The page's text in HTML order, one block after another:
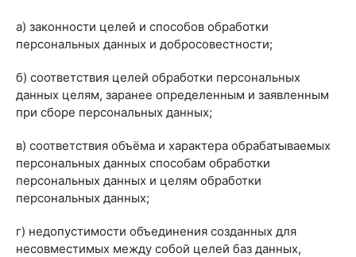
а) законности целей и способов обработки
персональных данных и добросовестности;
б) соответствия целей обработки персональных
данных целям, заранее определенным и заявленным
при сборе персональных данных;
в) соответствия объёма и характера обрабатываемых
персональных данных способам обработки
персональных данных и целям обработки
персональных данных;
г) недопустимости объединения созданных для
несовместимых между собой целей баз данных,